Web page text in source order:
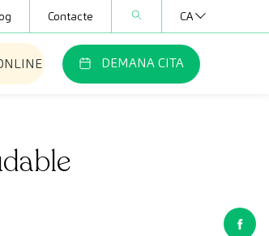
Contacte CA
DEMANA CITA